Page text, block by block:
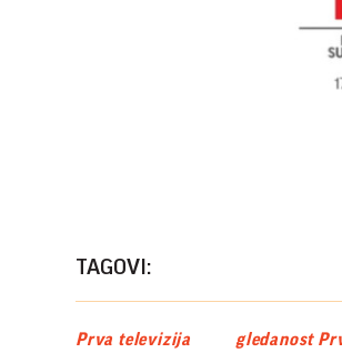
TAGOVI:
Prva televizija gledanost